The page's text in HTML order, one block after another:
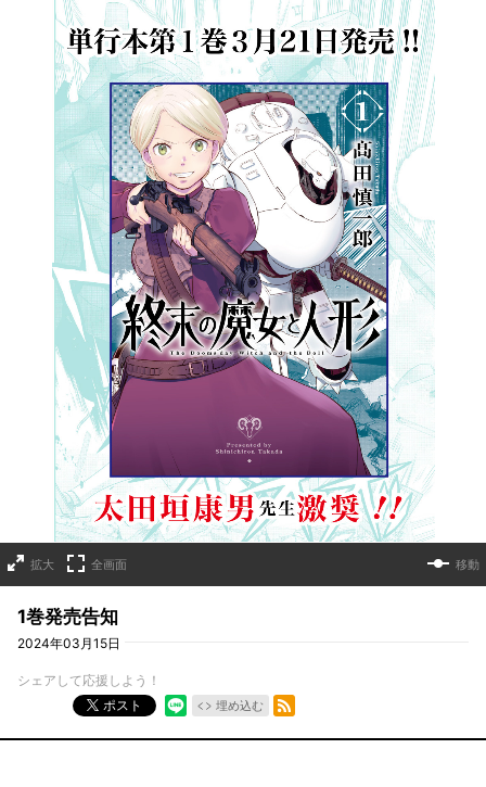
拡大 全画面 移動
1巻発売告知
2024年03月15日
シェアして応援しよう！
ポスト
埋め込む
RSSフィード